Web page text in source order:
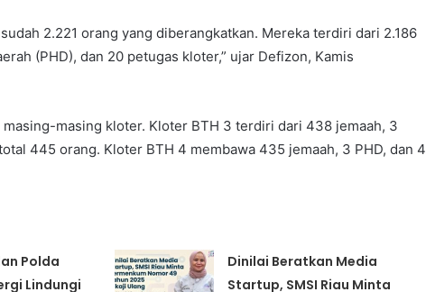
2.221 orang yang diberangkatkan. Mereka terdiri dari 2.186
(PHD), dan 20 petugas kloter,” ujar Defizon, Kamis
masing kloter. Kloter BTH 3 terdiri dari 438 jemaah, 3
445 orang. Kloter BTH 4 membawa 435 jemaah, 3 PHD, dan 4
Polda
Lindungi
Dinilai Beratkan Media
Startup, SMSI Riau Minta